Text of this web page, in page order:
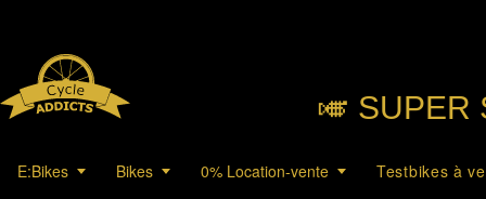
🎺︎ SUPER
E:Bikes Bikes 0% Location-vente Testbikes à